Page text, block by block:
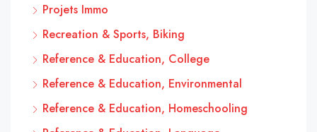
Projets Immo
Recreation & Sports, Biking
Reference & Education, College
Reference & Education, Environmental
Reference & Education, Homeschooling